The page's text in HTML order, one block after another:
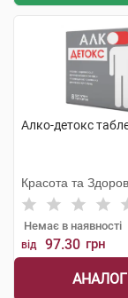
Алко-детокс
Красота та
Немає в наявності
від 97.30 грн